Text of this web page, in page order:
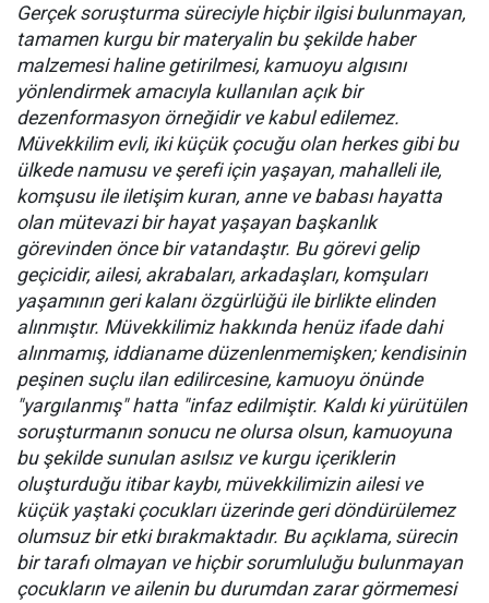
Gerçek soruşturma süreciyle hiçbir ilgisi bulunmayan,
tamamen kurgu bir materyalin bu şekilde haber
malzemesi haline getirilmesi, kamuoyu algısını
yönlendirmek amacıyla kullanılan açık bir
dezenformasyon örneğidir ve kabul edilemez.
Müvekkilim evli, iki küçük çocuğu olan herkes gibi bu
ülkede namusu ve şerefi için yaşayan, mahalleli ile,
komşusu ile iletişim kuran, anne ve babası hayatta
olan mütevazi bir hayat yaşayan başkanlık
görevinden önce bir vatandaştır. Bu görevi gelip
geçicidir, ailesi, akrabaları, arkadaşları, komşuları
yaşamının geri kalanı özgürlüğü ile birlikte elinden
alınmıştır. Müvekkilimiz hakkında henüz ifade dahi
alınmamış, iddianame düzenlenmemişken; kendisinin
peşinen suçlu ilan edilircesine, kamuoyu önünde
"yargılanmış" hatta "infaz edilmiştir. Kaldı ki yürütülen
soruşturmanın sonucu ne olursa olsun, kamuoyuna
bu şekilde sunulan asılsız ve kurgu içeriklerin
oluşturduğu itibar kaybı, müvekkilimizin ailesi ve
küçük yaştaki çocukları üzerinde geri döndürülemez
olumsuz bir etki bırakmaktadır. Bu açıklama, sürecin
bir tarafı olmayan ve hiçbir sorumluluğu bulunmayan
çocukların ve ailenin bu durumdan zarar görmemesi